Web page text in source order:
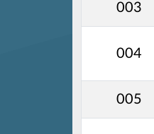
003
004
005